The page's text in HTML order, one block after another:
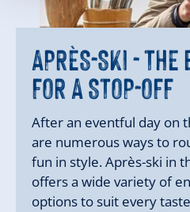
APRÈS-SKI - THE
FOR A STOP-OFF
After an eventful day on
are numerous ways to
fun in style. Après-ski in
offers a wide variety of
options to suit every